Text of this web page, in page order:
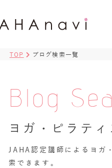
TOP ブログ検索一覧
Blog
ヨガ・ピラテ
JAHA認定講師によるヨガ
索できます。